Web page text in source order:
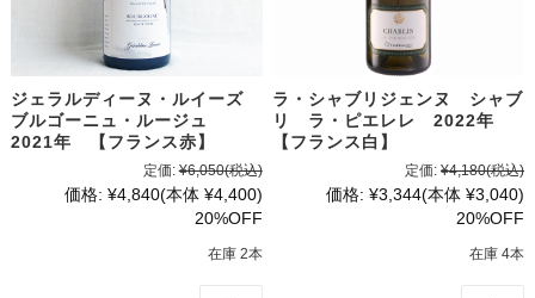
ジェラルディーヌ・ルイーズ
ブルゴーニュ・ルージュ
2021年 【フランス赤】
定価: ¥6,050(税込)
価格: ¥4,840(本体 ¥4,400)
20%OFF
在庫 2本
ラ・シャブリジェンヌ シャブ
リ ラ・ピエレレ 2022年
【フランス白】
定価: ¥4,180(税込)
価格: ¥3,344(本体 ¥3,040)
20%OFF
在庫 4本